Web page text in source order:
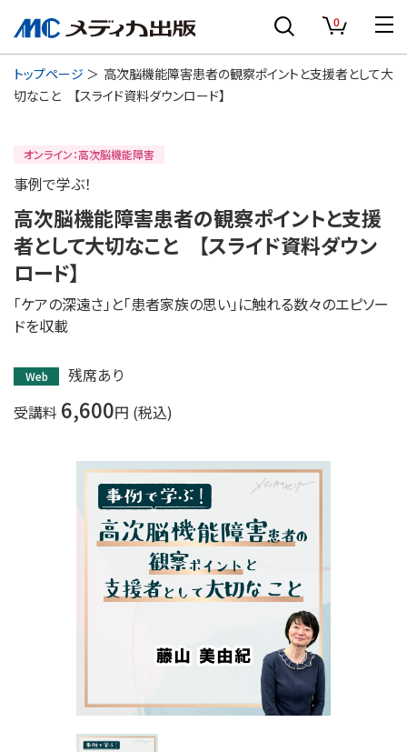
0
トップページ
高次脳機能障害患者の観察ポイントと支援者として大
切なこと 【スライド資料ダウンロード】
オンライン：高次脳機能障害
事例で学ぶ！
高次脳機能障害患者の観察ポイントと支援
者として大切なこと 【スライド資料ダウン
ロード】
「ケアの深遠さ」と「患者家族の思い」に触れる数々のエピソー
ドを収載
Web
残席あり
受講料 6,600円 (税込)